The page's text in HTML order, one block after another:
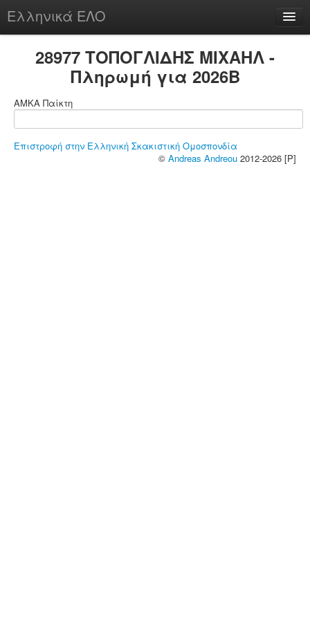
Ελληνικά ΕΛΟ
chesstu.be @ discord
28977 ΤΟΠΟΓΛΙΔΗΣ ΜΙΧΑΗΛ -
Πληρωμή για 2026B
ΑΜΚΑ Παίκτη
Επιστροφή στην Ελληνική Σκακιστική Ομοσπονδία
© Andreas Andreou 2012-2026 [P]